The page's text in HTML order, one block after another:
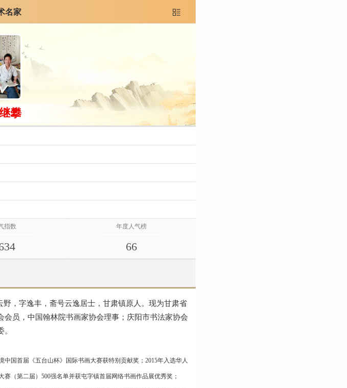
名家 
攀
指数 年度人气榜
66
，字逸丰，斋号云逸居士，甘肃镇原人。现为甘肃省
员，中国翰林院书画家协会理事；庆阳市书法家协会
国首届《五台山杯》国际书画大赛获特别贡献奖；2015年入选华人
（第二届）500强名单并获屯字镇首届网络书画作品展优秀奖；